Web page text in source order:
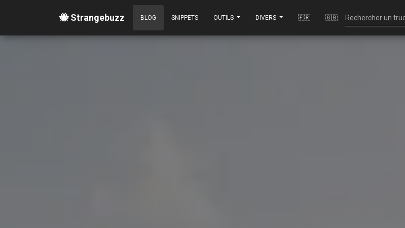
🐝 Strangebuzz BLOG SNIPPETS OUTILS DIVERS 🇫🇷 🇬🇧